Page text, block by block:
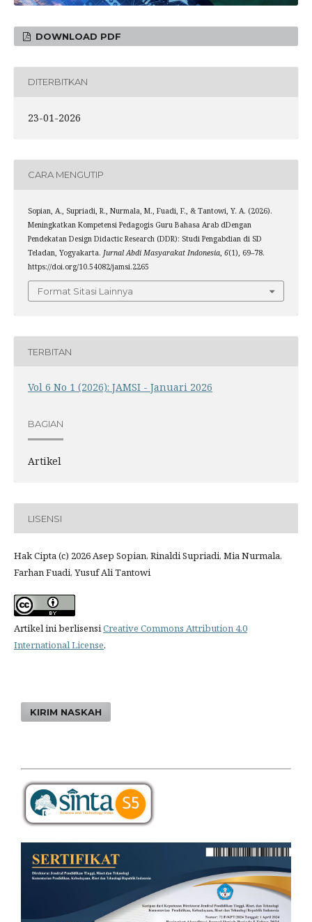
DOWNLOAD PDF
DITERBITKAN
23-01-2026
CARA MENGUTIP
Sopian, A., Supriadi, R., Nurmala, M., Fuadi, F., & Tantowi, Y. A. (2026).
Meningkatkan Kompetensi Pedagogis Guru Bahasa Arab dDengan
Pendekatan Design Didactic Research (DDR): Studi Pengabdian di SD
Teladan, Yogyakarta. Jurnal Abdi Masyarakat Indonesia, 6(1), 69–78.
https://doi.org/10.54082/jamsi.2265
Format Sitasi Lainnya
TERBITAN
Vol 6 No 1 (2026): JAMSI - Januari 2026
BAGIAN
Artikel
LISENSI
Hak Cipta (c) 2026 Asep Sopian, Rinaldi Supriadi, Mia Nurmala,
Farhan Fuadi, Yusuf Ali Tantowi
Artikel ini berlisensiCreative Commons Attribution 4.0
International License.
KIRIM NASKAH